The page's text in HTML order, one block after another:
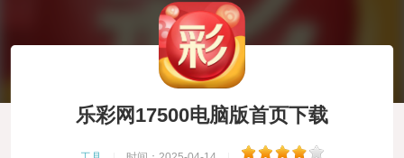
乐彩网17500电脑版首页下载